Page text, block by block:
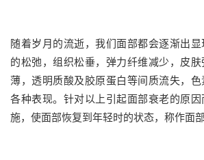
随着岁月的流逝，我们面部都会逐渐出
的松弛，组织松垂，弹力纤维减少，皮
薄，透明质酸及胶原蛋白等间质流失，
各种表现。针对以上引起面部衰老的原
施，使面部恢复到年轻时的状态，称作面部